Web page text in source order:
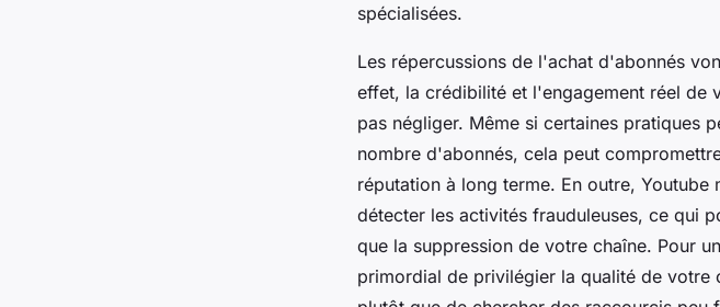
spécialisées.
Les répercussions de l'achat d'abonnés
effet, la crédibilité et l'engagement réel de
pas négliger. Même si certaines pratiques
nombre d'abonnés, cela peut
réputation à long terme. En outre,
détecter les activités frauduleuses, ce qui
que la suppression de votre chaîne. Pour
primordial de privilégier la qualité de